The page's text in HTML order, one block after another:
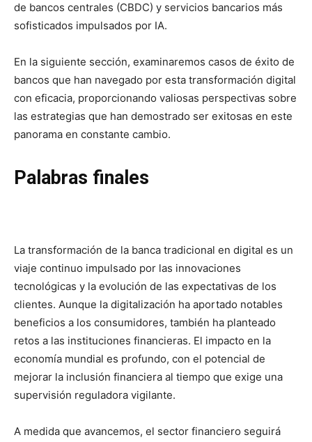
de bancos centrales (CBDC) y servicios bancarios más
sofisticados impulsados por IA.
En la siguiente sección, examinaremos casos de éxito de
bancos que han navegado por esta transformación digital
con eficacia, proporcionando valiosas perspectivas sobre
las estrategias que han demostrado ser exitosas en este
panorama en constante cambio.
Palabras finales
La transformación de la banca tradicional en digital es un
viaje continuo impulsado por las innovaciones
tecnológicas y la evolución de las expectativas de los
clientes. Aunque la digitalización ha aportado notables
beneficios a los consumidores, también ha planteado
retos a las instituciones financieras. El impacto en la
economía mundial es profundo, con el potencial de
mejorar la inclusión financiera al tiempo que exige una
supervisión reguladora vigilante.
A medida que avancemos, el sector financiero seguirá